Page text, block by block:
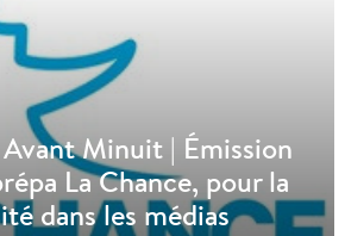
Minuit | Émission
La Chance, pour la
dans les médias